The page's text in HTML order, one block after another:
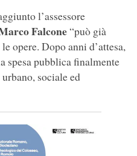
l’assessore
Falcone“può già
opere. Dopo anni d’attesa,
spesa pubblica finalmente
sociale ed